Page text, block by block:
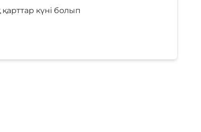
күні болып